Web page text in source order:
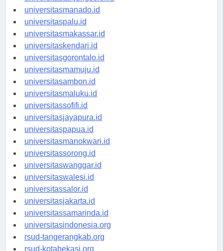
universitastanjungselor.id
universitasmanado.id
universitaspalu.id
universitasmakassar.id
universitaskendari.id
universitasgorontalo.id
universitasmamuju.id
universitasambon.id
universitasmaluku.id
universitassofifi.id
universitasjayapura.id
universitaspapua.id
universitasmanokwari.id
universitassorong.id
universitaswanggar.id
universitaswalesi.id
universitassalor.id
universitasjakarta.id
universitassamarinda.id
universitasindonesia.org
rsud-tangerangkab.org